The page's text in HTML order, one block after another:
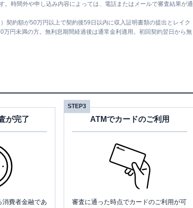
時間外や申し込み内容によっては、電話またはメールで審査結果が通
契約額が50万円以上で契約後59日以内に収入証明書類の提出とレイク
円未満の方。無利息期間経過後は通常金利適用。初回契約翌日から無
が完了
消費者金融であ
STEP3
ATMでカードのご利用
審査に通った時点でカードのご利用が可